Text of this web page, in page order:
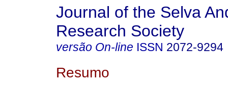
Journal of the Selva
Research Society
versão On-line ISSN 2072-9294
Resumo